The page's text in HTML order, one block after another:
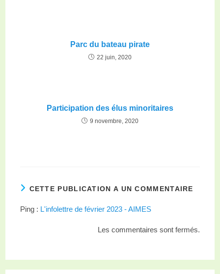
Parc du bateau pirate
22 juin, 2020
Participation des élus minoritaires
9 novembre, 2020
CETTE PUBLICATION A UN COMMENTAIRE
Ping : L'infolettre de février 2023 - AIMES
Les commentaires sont fermés.